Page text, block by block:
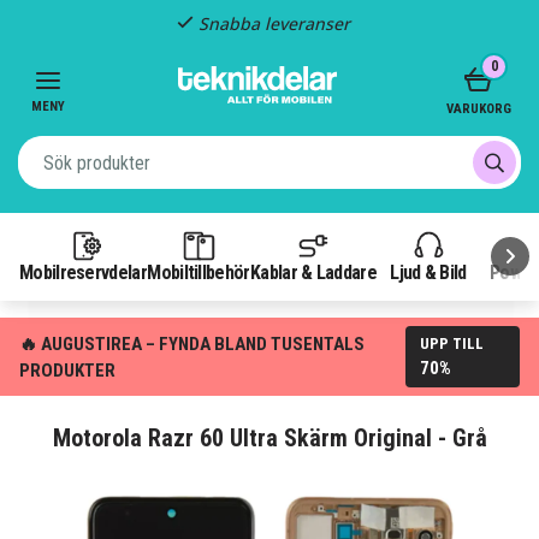
Snabba leveranser
MENY
MobilreservdelarMobiltillbehör Kablar & Laddare Ljud & Bild
0
VARUKORG
🔥 AUGUSTIREA – FYNDA BLAND TUSENTALS
PRODUKTER
UPP TILL
70%
Motorola Razr 60 Ultra Skärm Original - Grå